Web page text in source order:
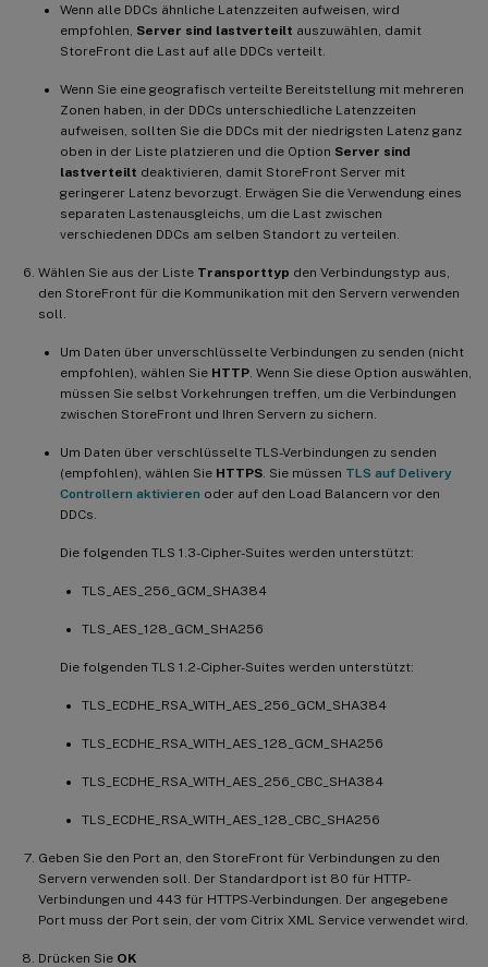
Wenn alle DDCs ähnliche Latenzzeiten aufweisen, wird
empfohlen, Server sind lastverteilt auszuwählen, damit
StoreFront die Last auf alle DDCs verteilt.
Wenn Sie eine geografisch verteilte Bereitstellung mit mehreren
Zonen haben, in der DDCs unterschiedliche Latenzzeiten
aufweisen, sollten Sie die DDCs mit der niedrigsten Latenz ganz
oben in der Liste platzieren und die Option Server sind
lastverteilt deaktivieren, damit StoreFront Server mit
geringerer Latenz bevorzugt. Erwägen Sie die Verwendung eines
separaten Lastenausgleichs, um die Last zwischen
verschiedenen DDCs am selben Standort zu verteilen.
Wählen Sie aus der Liste Transporttyp den Verbindungstyp aus,
den StoreFront für die Kommunikation mit den Servern verwenden
soll.
Um Daten über unverschlüsselte Verbindungen zu senden (nicht
empfohlen), wählen Sie HTTP . Wenn Sie diese Option auswählen,
müssen Sie selbst Vorkehrungen treffen, um die Verbindungen
zwischen StoreFront und Ihren Servern zu sichern.
Um Daten über verschlüsselte TLS-Verbindungen zu senden
(empfohlen), wählen Sie HTTPS . Sie müssen TLS auf Delivery
Controllern aktivieren oder auf den Load Balancern vor den
DDCs.
Die folgenden TLS 1.3-Cipher-Suites werden unterstützt:
TLS_AES_256_GCM_SHA384
TLS_AES_128_GCM_SHA256
Die folgenden TLS 1.2-Cipher-Suites werden unterstützt:
TLS_ECDHE_RSA_WITH_AES_256_GCM_SHA384
TLS_ECDHE_RSA_WITH_AES_128_GCM_SHA256
TLS_ECDHE_RSA_WITH_AES_256_CBC_SHA384
TLS_ECDHE_RSA_WITH_AES_128_CBC_SHA256
Geben Sie den Port an, den StoreFront für Verbindungen zu den
Servern verwenden soll. Der Standardport ist 80 für HTTP-
Verbindungen und 443 für HTTPS-Verbindungen. Der angegebene
Port muss der Port sein, der vom Citrix XML Service verwendet wird.
Drücken Sie OK